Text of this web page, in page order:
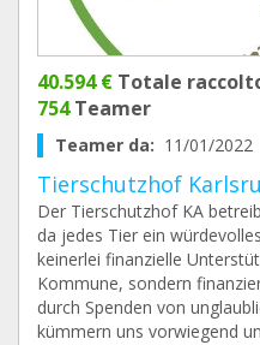
40.594 € Totale
754Teamer
Teamer da: 11/01/2022
Tierschutzhof
Der Tierschutzhof KA
da jedes Tier ein
keinerlei finanzielle
Kommune, sondern
durch Spenden von
kümmern uns vorwiegend